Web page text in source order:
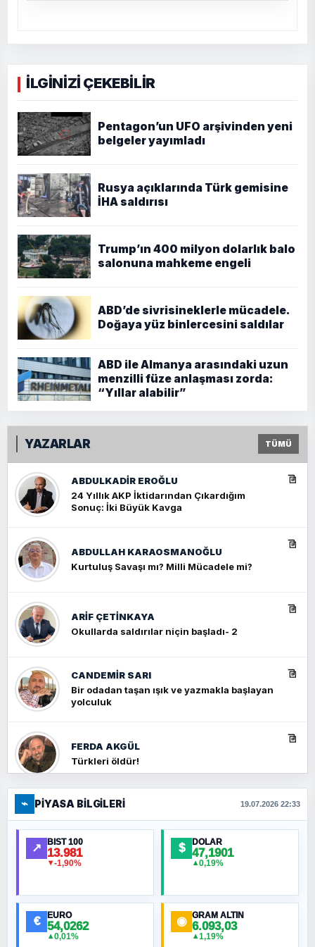
İLGİNİZİ ÇEKEBİLİR
Pentagon’un UFO arşivinden yeni
belgeler yayımladı
Rusya açıklarında Türk gemisine
İHA saldırısı
Trump’ın 400 milyon dolarlık balo
salonuna mahkeme engeli
ABD’de sivrisineklerle mücadele.
Doğaya yüz binlercesini saldılar
ABD ile Almanya arasındaki uzun
menzilli füze anlaşması zorda:
“Yıllar alabilir”
YAZARLAR TÜMÜ
ABDULKADIR EROĞLU
24 Yıllık AKP İktidarından Çıkardığım
Sonuç: İki Büyük Kavga
ABDULLAH KARAOSMANOĞLU
Kurtuluş Savaşı mı? Milli Mücadele mi?
ARIF ÇETİNKAYA
Okullarda saldırılar niçin başladı- 2
CANDEMIR SARI
Bir odadan taşan ışık ve yazmakla başlayan
yolculuk
FERDA AKGÜL
Türkleri öldür!
FERHAT BÜYÜKKALKAN
Ankara Zirvesi: NATO Toplantısı mı, Yeni
Ortadoğu Haritasının Provası mı?
MURAT ÖZKAN
⌁ PIYASA BILGILERI 19.07.2026 22:33
↗ BIST 100
13.981
▼-1,90%
$ DOLAR
47,1901
▲0,19%
€ EURO
54,0262
▲0,01%
◉ GRAM ALTIN
6.093,03
▲1,19%